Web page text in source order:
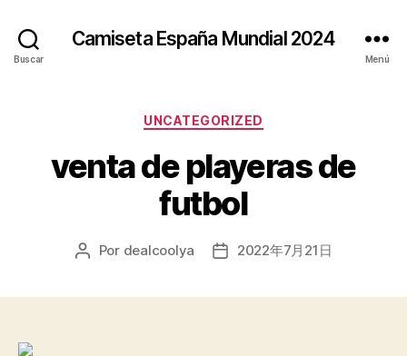
Buscar
Camiseta España Mundial 2024
Menú
Categorías
UNCATEGORIZED
venta de playeras de
futbol
Autor
Por dealcoolya
Fecha2022年7月21日